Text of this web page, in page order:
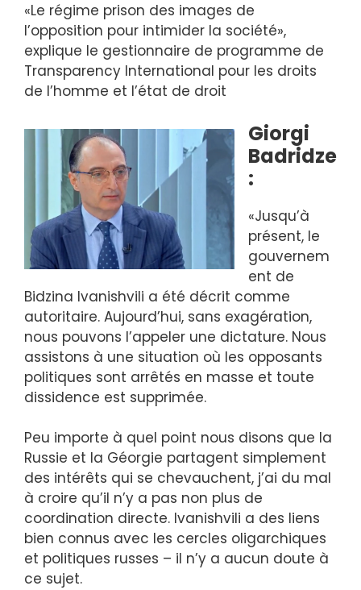
«Le régime prison des images de
l’opposition pour intimider la société»,
explique le gestionnaire de programme de
Transparency International pour les droits
de l’homme et l’état de droit
Giorgi
Badridze
:
«Jusqu’à
présent, le
gouvernem
ent de
Bidzina Ivanishvili a été décrit comme
autoritaire. Aujourd’hui, sans exagération,
nous pouvons l’appeler une dictature. Nous
assistons à une situation où les opposants
politiques sont arrêtés en masse et toute
dissidence est supprimée.
Peu importe à quel point nous disons que la
Russie et la Géorgie partagent simplement
des intérêts qui se chevauchent, j’ai du mal
à croire qu’il n’y a pas non plus de
coordination directe. Ivanishvili a des liens
bien connus avec les cercles oligarchiques
et politiques russes – il n’y a aucun doute à
ce sujet.